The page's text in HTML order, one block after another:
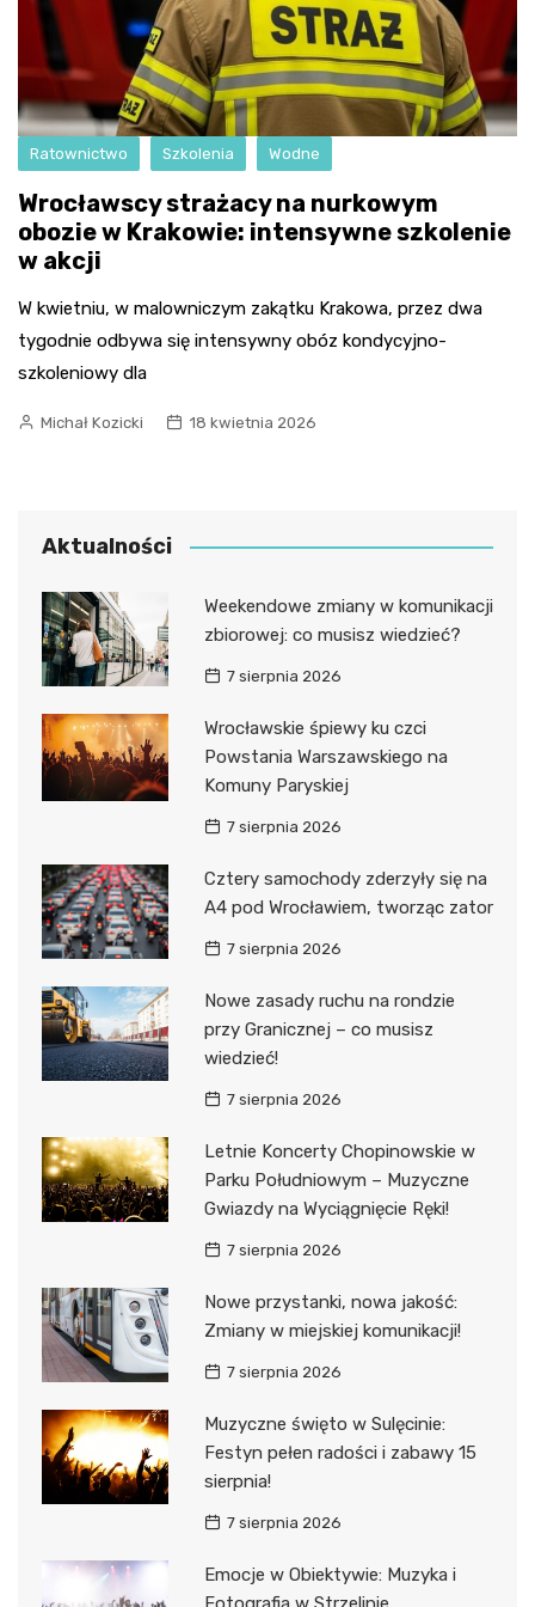
Ratownictwo Szkolenia Wodne
Wrocławscy strażacy na nurkowym
obozie w Krakowie: intensywne szkolenie
w akcji
W kwietniu, w malowniczym zakątku Krakowa, przez dwa
tygodnie odbywa się intensywny obóz kondycyjno-
szkoleniowy dla
Michał Kozicki 18 kwietnia 2026
Aktualności
Weekendowe zmiany w komunikacji
zbiorowej: co musisz wiedzieć?
7 sierpnia 2026
Wrocławskie śpiewy ku czci
Powstania Warszawskiego na
Komuny Paryskiej
7 sierpnia 2026
Cztery samochody zderzyły się na
A4 pod Wrocławiem, tworząc zator
7 sierpnia 2026
Nowe zasady ruchu na rondzie
przy Granicznej – co musisz
wiedzieć!
7 sierpnia 2026
Letnie Koncerty Chopinowskie w
Parku Południowym – Muzyczne
Gwiazdy na Wyciągnięcie Ręki!
7 sierpnia 2026
Nowe przystanki, nowa jakość:
Zmiany w miejskiej komunikacji!
7 sierpnia 2026
Muzyczne święto w Sulęcinie:
Festyn pełen radości i zabawy 15
sierpnia!
7 sierpnia 2026
Emocje w Obiektywie: Muzyka i